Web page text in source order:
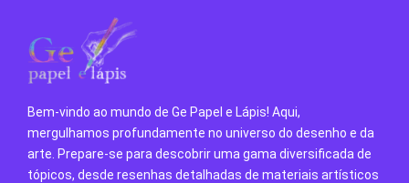
Bem-vindo ao mundo de Ge Papel e Lápis! Aqui,
mergulhamos profundamente no universo do desenho e da
arte. Prepare-se para descobrir uma gama diversificada de
tópicos, desde resenhas detalhadas de materiais artísticos